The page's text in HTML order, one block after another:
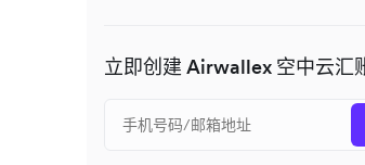
立即创建 Airwallex 空中云汇